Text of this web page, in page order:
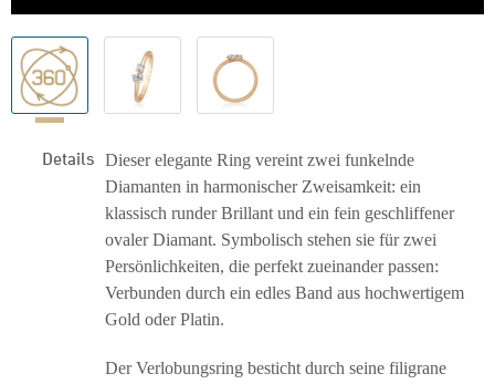
Details Dieser elegante Ring vereint zwei funkelnde
Diamanten in harmonischer Zweisamkeit: ein
klassisch runder Brillant und ein fein geschliffener
ovaler Diamant. Symbolisch stehen sie für zwei
Persönlichkeiten, die perfekt zueinander passen:
Verbunden durch ein edles Band aus hochwertigem
Gold oder Platin.
Der Verlobungsring besticht durch seine filigrane